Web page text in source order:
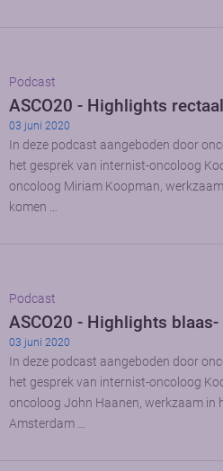
Podcast
ASCO20 - Highlights
03 juni 2020
In deze podcast aangeboden door
het gesprek van internist-oncoloog
oncoloog Miriam Koopman,
komen …
Podcast
ASCO20 - Highlights
03 juni 2020
In deze podcast aangeboden door
het gesprek van internist-oncoloog
oncoloog John Haanen, werkzaam in
Amsterdam …